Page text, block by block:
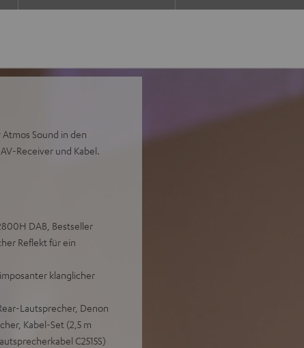
Sound in den
Receiver und Kabel.
DAB, Bestseller
Reflekt für ein
klanglicher
Lautsprecher, Denon
Kabel-Set (2,5 m
C2515S)